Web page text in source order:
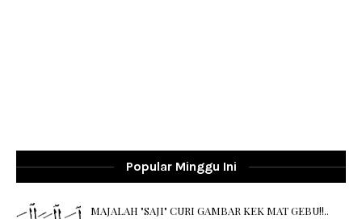
Popular Minggu Ini
MAJALAH "SAJI" CURI GAMBAR KEK MAT GEBU!!..